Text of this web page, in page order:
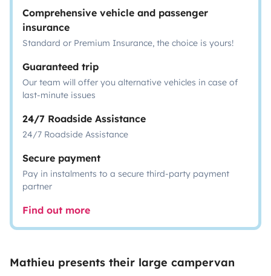
Comprehensive vehicle and passenger
insurance
Standard or Premium Insurance, the choice is yours!
Guaranteed trip
Our team will offer you alternative vehicles in case of
last-minute issues
24/7 Roadside Assistance
24/7 Roadside Assistance
Secure payment
Pay in instalments to a secure third-party payment
partner
Find out more
Mathieu presents their large campervan